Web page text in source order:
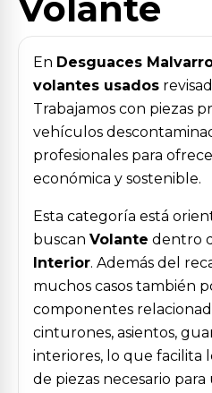
En Desguaces
volantes usados
Trabajamos con piezas
vehículos
profesionales para
económica y sostenible.
Esta categoría está
buscan Volante dentro
Interior. Además del
muchos casos también
componentes
cinturones, asientos,
interiores, lo que facilita
de piezas necesario